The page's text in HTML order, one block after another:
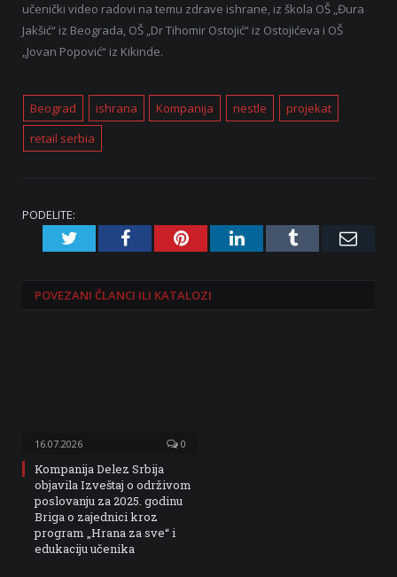
učenički video radovi na temu zdrave ishrane, iz škola OŠ „Đura
Jakšić“ iz Beograda, OŠ „Dr Tihomir Ostojić“ iz Ostojićeva i OŠ
„Jovan Popović“ iz Kikinde.
Beograd ishrana Kompanija nestle
projekat
retail serbia
PODELITE:
TwitterFacebookPinterestLinkedInTumblr
POVEZANI ČLANCI ILI KATALOZI
16.07.2026 0
Kompanija Delez Srbija
objavila Izveštaj o održivom
poslovanju za 2025. godinu
Briga o zajednici kroz
program „Hrana za sve“ i
edukaciju učenika